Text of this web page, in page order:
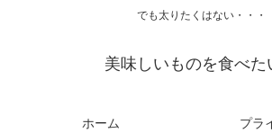
でも太りたくはない・・・
美味しいものを食べた
ホーム プラ